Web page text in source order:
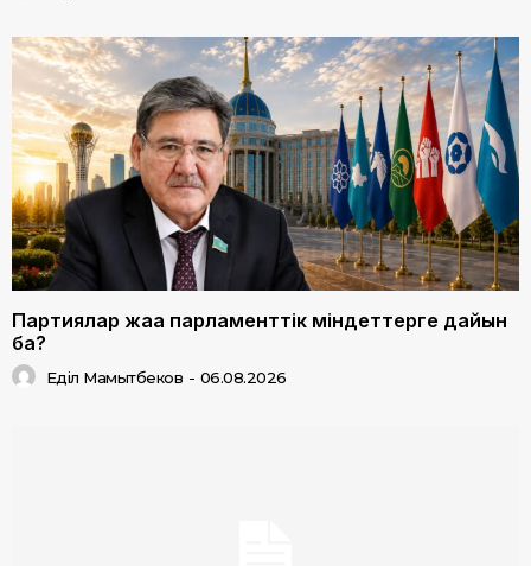
Партиялар жаңа парламенттік міндеттерге дайын
ба?
Еділ Мамытбеков - 06.08.2026